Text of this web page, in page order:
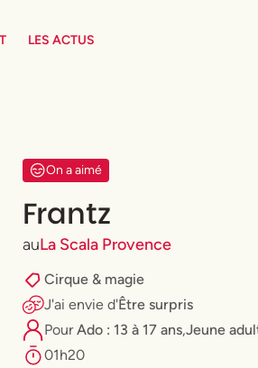
LES ACTUS
On a aimé
Frantz
auLa Scala Provence
Cirque & magie
J'ai envie d'Être surpris
PourAdo : 13 à 17 ans,⁠Jeune
01h20